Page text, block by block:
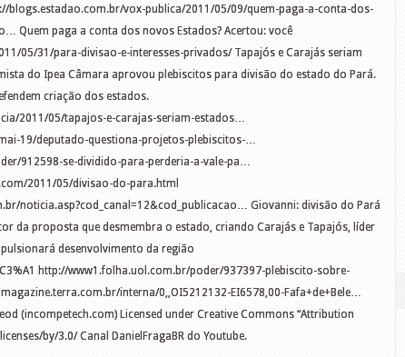
blogs.estadao.com.br/vox-publica/2011/05/09/quem-paga-a-conta-dos-
Quem paga a conta dos novos Estados? Acertou: você
05/31/para-divisao-e-interesses-privados/ Tapajós e Carajás seriam
do Ipea Câmara aprovou plebiscitos para divisão do estado do Pará.
criação dos estados.
2011/05/tapajos-e-carajas-seriam-estados…
19/deputado-questiona-projetos-plebiscitos-…
912598-se-dividido-para-perderia-a-vale-pa…
2011/05/divisao-do-para.html
noticia.asp?cod_canal=12&cod_publicacao… Giovanni: divisão do Pará
da proposta que desmembra o estado, criando Carajás e Tapajós, líder
desenvolvimento da região
http://www1.folha.uol.com.br/poder/937397-plebiscito-sobre-
interna/0,,OI5212132-EI6578,00-Fafa+de+Bele…
(incompetech.com) Licensed under Creative Commons “Attribution
by/3.0/ Canal DanielFragaBR do Youtube.